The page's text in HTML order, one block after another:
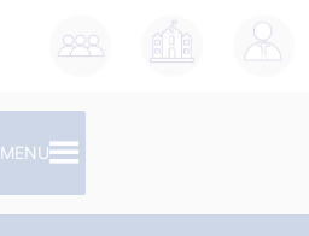
MENU